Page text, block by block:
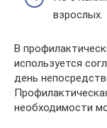
взрослых.
В
используется
день
необходимости